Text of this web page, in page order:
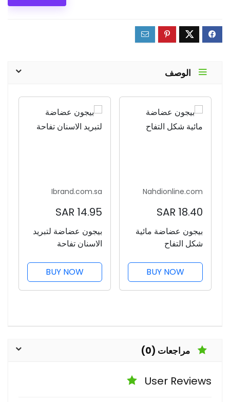
الوصف
Nahdionline.com
18.40 SAR
بيجون عضاضة مائية
شكل التفاح
BUY NOW
Ibrand.com.sa
14.95 SAR
بيجون عضاضة لتبريد
الاسنان تفاحة
BUY NOW
مراجعات (0)
User Reviews